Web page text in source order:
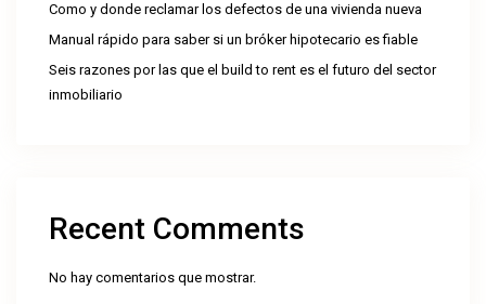
Como y donde reclamar los defectos de una vivienda nueva
Manual rápido para saber si un bróker hipotecario es fiable
Seis razones por las que el build to rent es el futuro del sector
inmobiliario
Recent Comments
No hay comentarios que mostrar.